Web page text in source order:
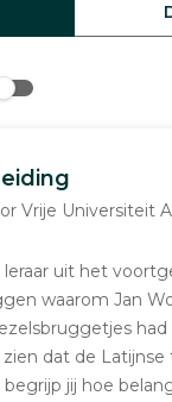
Vrije Universiteit
leraar uit het
waarom Jan
dat de Latijnse
jij hoe